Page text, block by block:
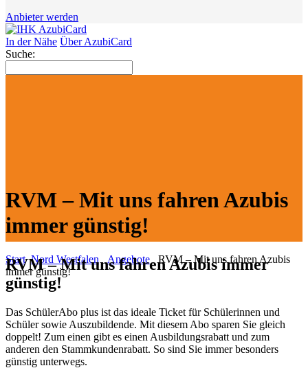
Anbieter werden
In der Nähe Über AzubiCard
Suche:
RVM – Mit uns fahren Azubis
immer günstig!
Start Nord Westfalen Angebote
RVM – Mit uns fahren Azubis
immer günstig!
RVM – Mit uns fahren Azubis immer
günstig!
Das SchülerAbo plus ist das ideale Ticket für Schülerinnen und
Schüler sowie Auszubildende. Mit diesem Abo sparen Sie gleich
doppelt! Zum einen gibt es einen Ausbildungsrabatt und zum
anderen den Stammkundenrabatt. So sind Sie immer besonders
günstig unterwegs.